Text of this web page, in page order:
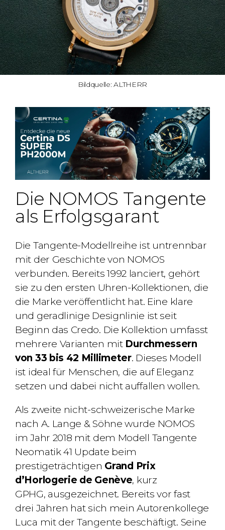
Bildquelle: ALTHERR
Die NOMOS Tangente
als Erfolgsgarant
Die Tangente-Modellreihe ist untrennbar
mit der Geschichte von NOMOS
verbunden. Bereits 1992 lanciert, gehört
sie zu den ersten Uhren-Kollektionen, die
die Marke veröffentlicht hat. Eine klare
und geradlinige Designlinie ist seit
Beginn das Credo. Die Kollektion umfasst
mehrere Varianten mit Durchmessern
von 33 bis 42 Millimeter. Dieses Modell
ist ideal für Menschen, die auf Eleganz
setzen und dabei nicht auffallen wollen.
Als zweite nicht-schweizerische Marke
nach A. Lange & Söhne wurde NOMOS
im Jahr 2018 mit dem Modell Tangente
Neomatik 41 Update beim
prestigeträchtigen Grand Prix
d’Horlogerie de Genève, kurz
GPHG, ausgezeichnet. Bereits vor fast
drei Jahren hat sich mein Autorenkollege
Luca mit der Tangente beschäftigt. Seine